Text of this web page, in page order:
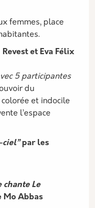
femmes, place
et Eva Félix
5 participantes
du
et indocile
l’espace
ciel”par les
chante Le
Mo Abbas